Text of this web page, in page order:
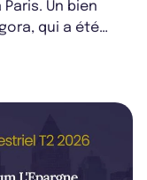
Un bien
qui a été